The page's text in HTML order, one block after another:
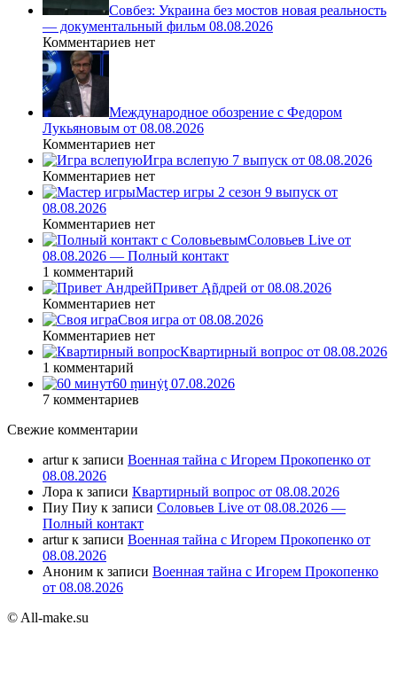
Совбез: Украина без мостов новая реальность
— документальный фильм 08.08.2026
Комментариев нет
Международное обозрение с Федором
Лукьяновым от 08.08.2026
Комментариев нет
Игра вслепую 7 выпуск от 08.08.2026
Комментариев нет
Мастер игры 2 сезон 9 выпуск от
08.08.2026
Комментариев нет
Соловьев Live от
08.08.2026 — Полный контакт
1 комментарий
Привет Ąñдpей от 08.08.2026
Комментариев нет
Своя игра от 08.08.2026
Комментариев нет
Квартирный вопрос от 08.08.2026
1 комментарий
60 ṃинẏƫ 07.08.2026
7 комментариев
Свежие комментарии
arturк записи Военная тайна с Игорем Прокопенко от
08.08.2026
Лора к записи Квартирный вопрос от 08.08.2026
Пиу Пиу к записи Соловьев Live от 08.08.2026 —
Полный контакт
arturк записи Военная тайна с Игорем Прокопенко от
08.08.2026
Аноним к записи Военная тайна с Игорем Прокопенко
от 08.08.2026
© All-make.su